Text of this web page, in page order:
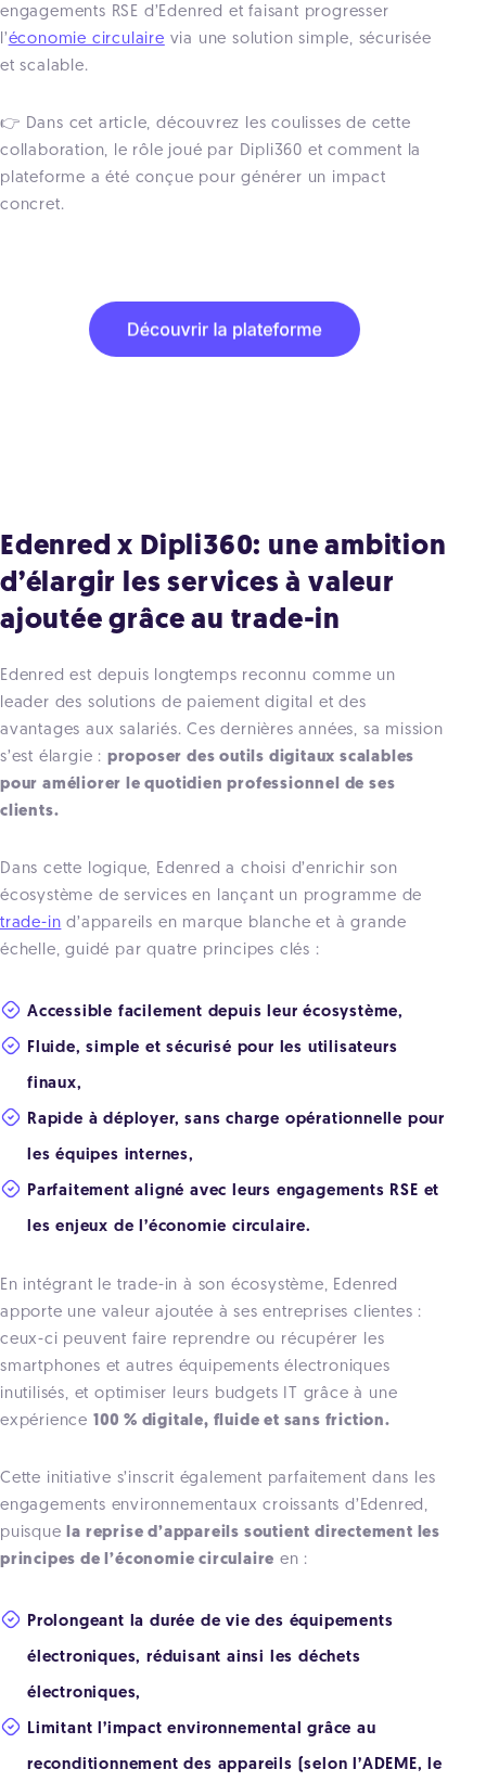
engagements RSE d’Edenred et faisant progresser
l’économie circulaire via une solution simple, sécurisée
et scalable.
👉 Dans cet article, découvrez les coulisses de cette
collaboration, le rôle joué par Dipli360 et comment la
plateforme a été conçue pour générer un impact
concret.
Edenred x Dipli360: une ambition
d’élargir les services à valeur
ajoutée grâce au trade-in
Edenred est depuis longtemps reconnu comme un
leader des solutions de paiement digital et des
avantages aux salariés. Ces dernières années, sa mission
s’est élargie : proposer des outils digitaux scalables
pour améliorer le quotidien professionnel de ses
clients.
Dans cette logique, Edenred a choisi d’enrichir son
écosystème de services en lançant un programme de
trade-in d’appareils en marque blanche et à grande
échelle, guidé par quatre principes clés :
Accessible facilement depuis leur écosystème,
Fluide, simple et sécurisé pour les utilisateurs
finaux,
Rapide à déployer, sans charge opérationnelle pour
les équipes internes,
Parfaitement aligné avec leurs engagements RSE et
les enjeux de l’économie circulaire.
En intégrant le trade-in à son écosystème, Edenred
apporte une valeur ajoutée à ses entreprises clientes :
ceux-ci peuvent faire reprendre ou récupérer les
smartphones et autres équipements électroniques
inutilisés, et optimiser leurs budgets IT grâce à une
expérience 100 % digitale, fluide et sans friction.
Cette initiative s’inscrit également parfaitement dans les
engagements environnementaux croissants d’Edenred,
puisquela reprise d’appareils soutient directement les
principes de l’économie circulaire en :
Prolongeant la durée de vie des équipements
électroniques, réduisant ainsi les déchets
électroniques,
Limitant l’impact environnemental grâce au
reconditionnement des appareils (selon l’ADEME, le